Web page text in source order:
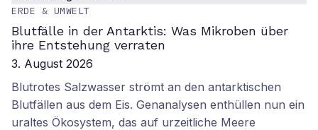
ERDE & UMWELT
Blutfälle in der Antarktis: Was Mikroben über
ihre Entstehung verraten
3. August 2026
Blutrotes Salzwasser strömt an den antarktischen
Blutfällen aus dem Eis. Genanalysen enthüllen nun ein
uraltes Ökosystem, das auf urzeitliche Meere